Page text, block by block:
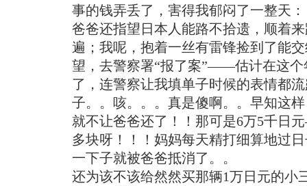
事的钱弄丢了，害得我郁闷了一整天
爸爸还指望日本人能路不拾遗，顺着
遍；我呢，抱着一丝有雷锋捡到了能
望，去警察署“报了案”——估计在这个
了，连警察让我填单子时候的表情都
子。。咳。。。真是傻啊。。早知这
就不让爸爸还了！！那可是6万5千日
多块呀！！！妈妈每天精打细算地过
一下子就被爸爸抵消了。。
还为该不该给然然买那辆1万日元的小